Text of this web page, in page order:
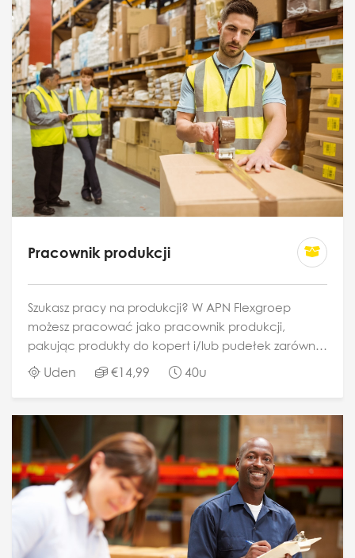
Pracownik produkcji
Szukasz pracy na produkcji? W APN Flexgroep
możesz pracować jako pracownik produkcji,
pakując produkty do kopert i/lub pudełek zarówno
ręcznie, jak i maszynowo oraz przygotowując je do
wysyłki. Do Twoich zadań należy nadzorowanie...
Uden €14,99 40u